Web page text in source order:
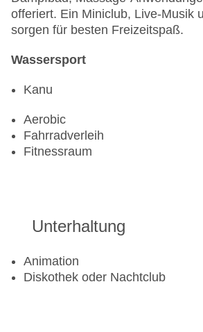
offeriert. Ein Miniclub, Live-Musik
sorgen für besten Freizeitspaß.
Wassersport
Kanu
Aerobic
Fahrradverleih
Fitnessraum
Unterhaltung
Animation
Diskothek oder Nachtclub